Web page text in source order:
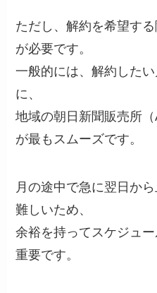
ただし、解約を希望す
が必要です。
一般的には、解約した
に、
地域の朝日新聞販売所
が最もスムーズです。
月の途中で急に翌日か
難しいため、
余裕を持ってスケジュ
重要です。